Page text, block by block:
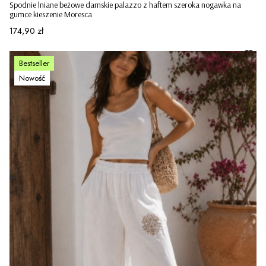
Spodnie lniane beżowe damskie palazzo z haftem szeroka nogawka na
gumce kieszenie Moresca
Cena
174,90 zł
Bestseller
Nowość